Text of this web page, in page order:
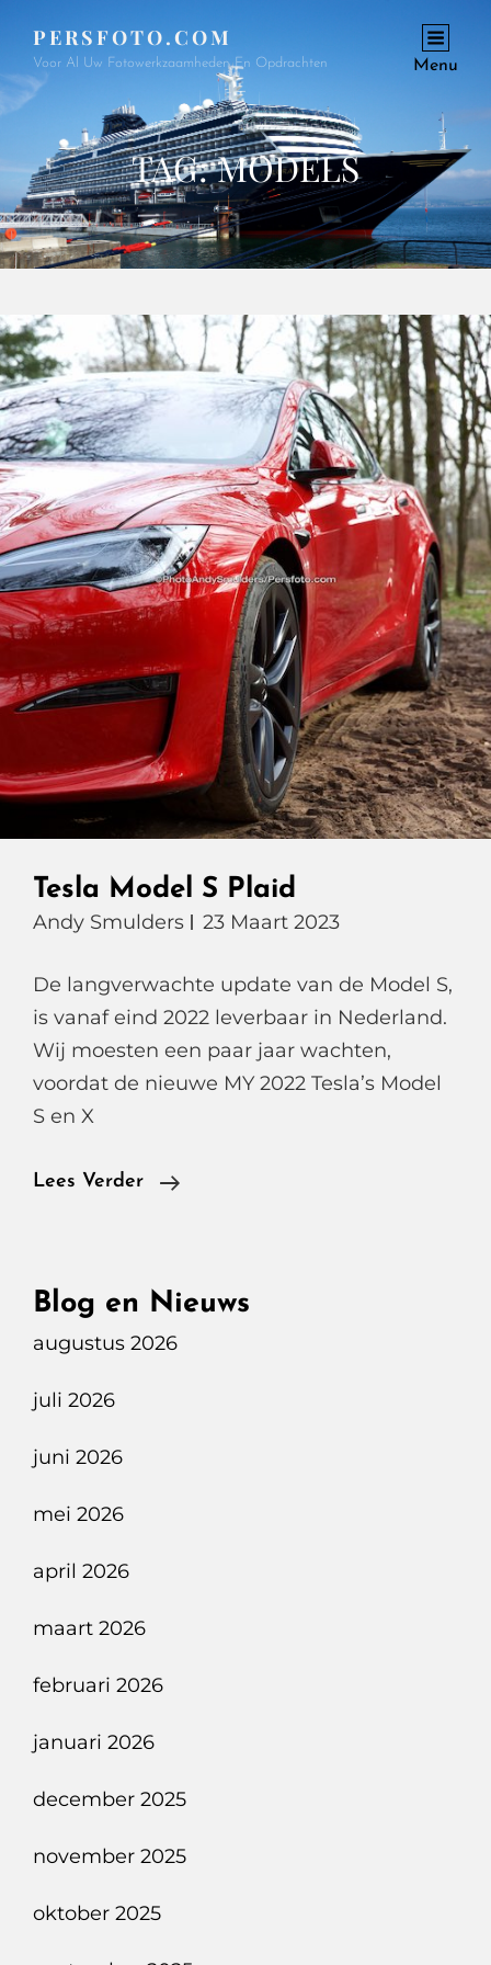
PERSFOTO.COM
Voor Al Uw Fotowerkzaamheden En Opdrachten Menu
TAG:MODELS
Tesla Model S Plaid
Andy Smulders 23 Maart 2023
De langverwachte update van de Model S,
is vanaf eind 2022 leverbaar in Nederland.
Wij moesten een paar jaar wachten,
voordat de nieuwe MY 2022 Tesla’s Model
S en X
Lees Verder
Tesla
Blog en Nieuws
augustus 2026
juli 2026
juni 2026
mei 2026
april 2026
maart 2026
februari 2026
januari 2026
december 2025
november 2025
oktober 2025